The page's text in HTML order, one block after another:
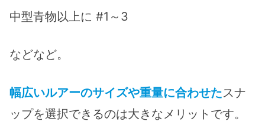
中型青物以上に #1～3
などなど。
幅広いルアーのサイズや重量に合わせたスナ
ップを選択できるのは大きなメリットです。